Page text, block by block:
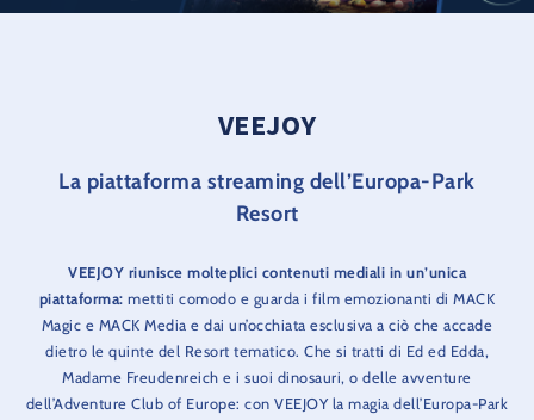
VEEJOY
La piattaforma streaming dell’Europa-Park
Resort
VEEJOY riunisce molteplici contenuti mediali in un’unica
piattaforma:mettiti comodo e guarda i film emozionanti di MACK
Magic e MACK Media e dai un’occhiata esclusiva a ciò che accade
dietro le quinte del Resort tematico. Che si tratti di Ed ed Edda,
Madame Freudenreich e i suoi dinosauri, o delle avventure
dell’Adventure Club of Europe: con VEEJOY la magia dell’Europa-Park